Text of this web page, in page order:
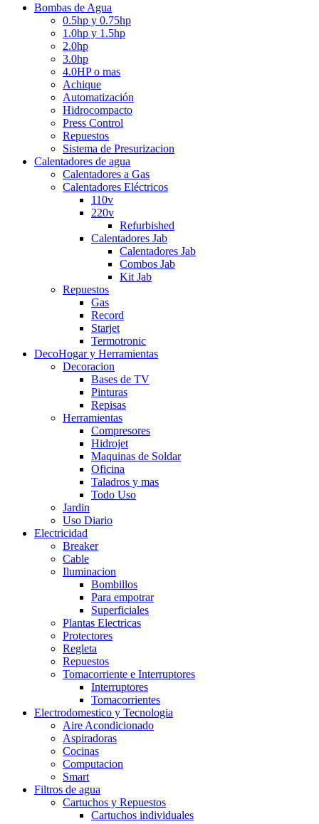
Bombas de Agua
0.5hp y 0.75hp
1.0hp y 1.5hp
2.0hp
3.0hp
4.0HP o mas
Achique
Automatización
Hidrocompacto
Press Control
Repuestos
Sistema de Presurizacion
Calentadores de agua
Calentadores a Gas
Calentadores Eléctricos
110v
220v
Refurbished
Calentadores Jab
Calentadores Jab
Combos Jab
Kit Jab
Repuestos
Gas
Record
Starjet
Termotronic
DecoHogar y Herramientas
Decoracion
Bases de TV
Pinturas
Repisas
Herramientas
Compresores
Hidrojet
Maquinas de Soldar
Oficina
Taladros y mas
Todo Uso
Jardin
Uso Diario
Electricidad
Breaker
Cable
Iluminacion
Bombillos
Para empotrar
Superficiales
Plantas Electricas
Protectores
Regleta
Repuestos
Tomacorriente e Interruptores
Interruptores
Tomacorrientes
Electrodomestico y Tecnologia
Aire Acondicionado
Aspiradoras
Cocinas
Computacion
Smart
Filtros de agua
Cartuchos y Repuestos
Cartuchos individuales